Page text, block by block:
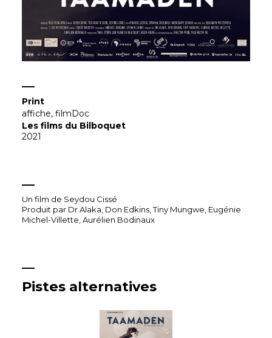
Print
affiche, filmDoc
Les films du Bilboquet
2021
Un film de Seydou Cissé
Produit par Dr Alaka, Don Edkins, Tiny Mungwe, Eugénie
Michel-Villette, Aurélien Bodinaux
Pistes alternatives